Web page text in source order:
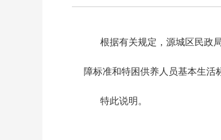
根据有关规定，源城区民政局
障标准和特困供养人员基本生活
特此说明。